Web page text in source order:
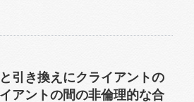
引き換えにクライアントの
アントの間の非倫理的な合